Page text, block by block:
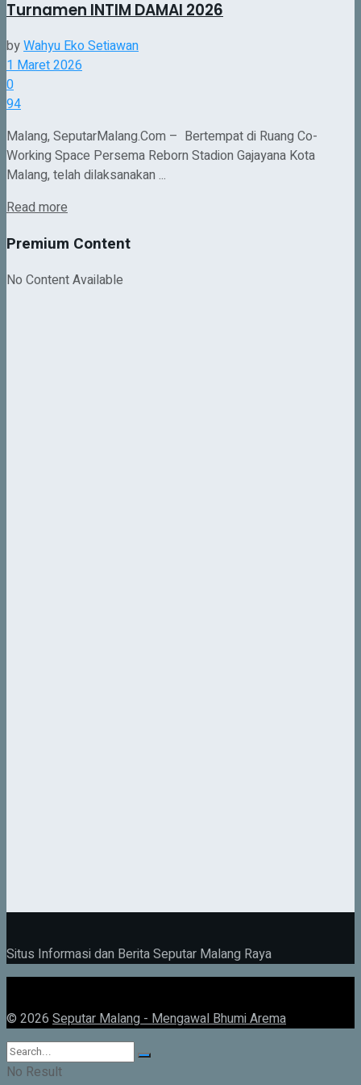
Turnamen INTIM DAMAI 2026
byWahyu Eko Setiawan
1 Maret 2026
0
94
Malang, SeputarMalang.Com – Bertempat di Ruang Co-
Working Space Persema Reborn Stadion Gajayana Kota
Malang, telah dilaksanakan ...
Read more
Premium Content
No Content Available
Situs Informasi dan Berita Seputar Malang Raya
© 2026 Seputar Malang - Mengawal Bhumi Arema
No Result